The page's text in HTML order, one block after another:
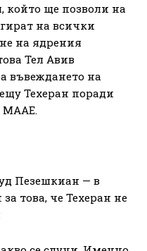
който ще позволи на
на всички
на ядрения
Тел Авив
въвеждането на
Техеран поради
МААЕ.
Пезешкиан — в
това, че Техеран не